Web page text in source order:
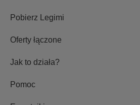
Pobierz Legimi
Oferty łączone
Jak to działa?
Pomoc